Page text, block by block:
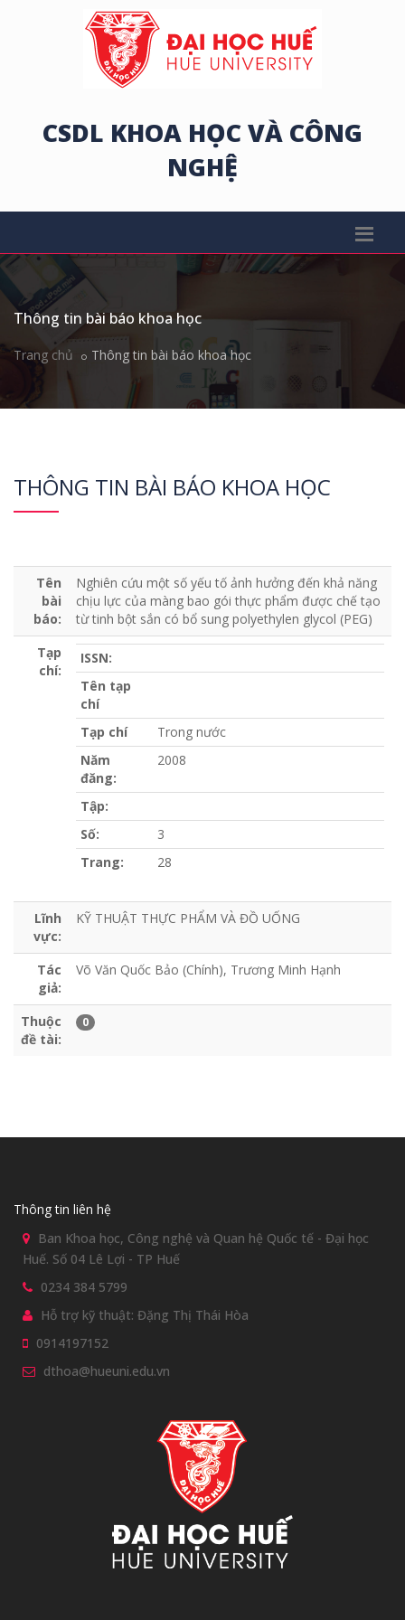
CSDL KHOA HỌC VÀ CÔNG
NGHỆ
Thông tin bài báo khoa học
Trang chủ Thông tin bài báo khoa học
THÔNG TIN BÀI BÁO KHOA HỌC
Tên
bài
báo:
Nghiên cứu một số yếu tố ảnh hưởng đến khả năng
chịu lực của màng bao gói thực phẩm được chế tạo
từ tinh bột sắn có bổ sung polyethylen glycol (PEG)
Tạp
chí:
ISSN:
Tên tạp
chí
Tạp chí
Trong nước
Năm
đăng:
2008
Tập:
Số:
3
Trang:
28
Lĩnh
vực:
KỸ THUẬT THỰC PHẨM VÀ ĐỒ UỐNG
Tác
giả:
Võ Văn Quốc Bảo (Chính), Trương Minh Hạnh
Thuộc
đề tài:
0
Thông tin liên hệ
Ban Khoa học, Công nghệ và Quan hệ Quốc tế - Đại học
Huế. Số 04 Lê Lợi - TP Huế
0234 384 5799
Hỗ trợ kỹ thuật: Đặng Thị Thái Hòa
0914197152
dthoa@hueuni.edu.vn